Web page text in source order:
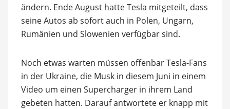
ändern. Ende August hatte Tesla mitgeteilt, dass
seine Autos ab sofort auch in Polen, Ungarn,
Rumänien und Slowenien verfügbar sind.
Noch etwas warten müssen offenbar Tesla-Fans
in der Ukraine, die Musk in diesem Juni in einem
Video um einen Supercharger in ihrem Land
gebeten hatten. Darauf antwortete er knapp mit